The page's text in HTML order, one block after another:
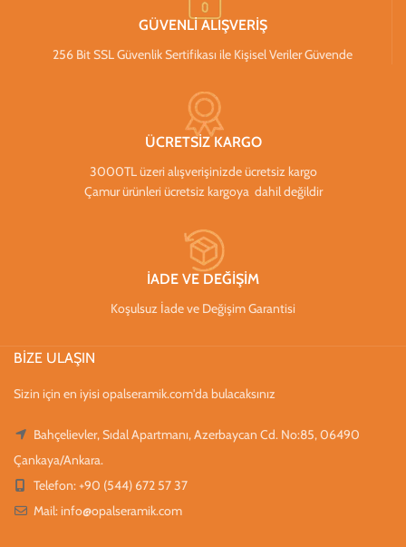
GÜVENLİ ALIŞVERİŞ
256 Bit SSL Güvenlik Sertifikası ile Kişisel Veriler Güvende
ÜCRETSİZ KARGO
3000TL üzeri alışverişinizde ücretsiz kargo
Çamur ürünleri ücretsiz kargoya dahil değildir
İADE VE DEĞİŞİM
Koşulsuz İade ve Değişim Garantisi
BİZE ULAŞIN
Sizin için en iyisi opalseramik.com'da bulacaksınız
Bahçelievler, Sıdal Apartmanı, Azerbaycan Cd. No:85, 06490
Çankaya/Ankara.
Telefon: +90 (544) 672 57 37
Mail: info@opalseramik.com